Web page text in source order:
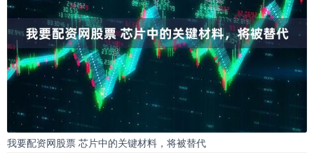
我要配资网股票 芯片中的关键材料，将被替代